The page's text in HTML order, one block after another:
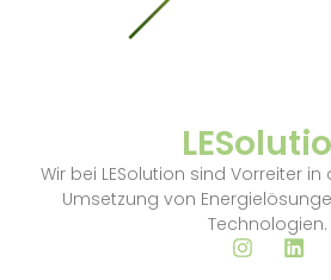
Wir bei LESolution sind Vorreiter
Umsetzung von
Technologien.